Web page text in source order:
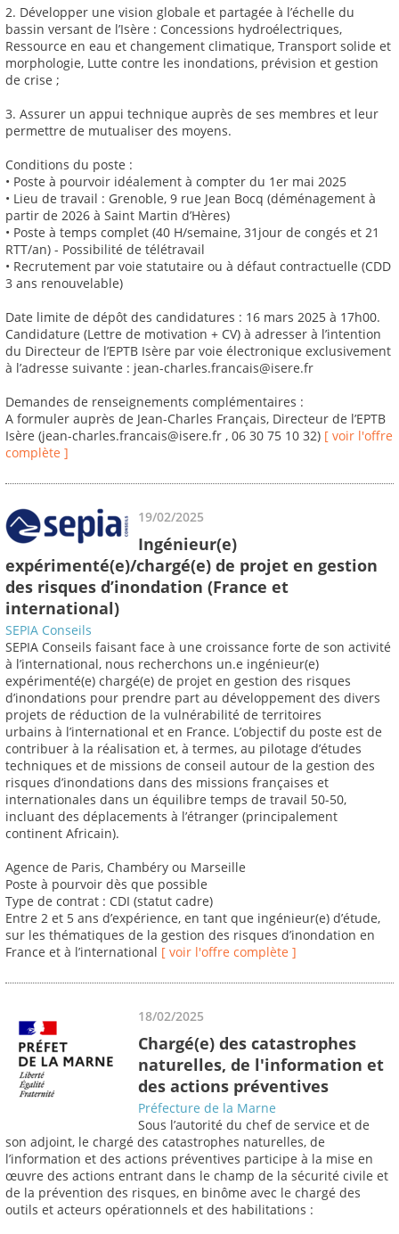
2. Développer une vision globale et partagée à l’échelle du
bassin versant de l’Isère : Concessions hydroélectriques,
Ressource en eau et changement climatique, Transport solide et
morphologie, Lutte contre les inondations, prévision et gestion
de crise ;
3. Assurer un appui technique auprès de ses membres et leur
permettre de mutualiser des moyens.
Conditions du poste :
• Poste à pourvoir idéalement à compter du 1er mai 2025
• Lieu de travail : Grenoble, 9 rue Jean Bocq (déménagement à
partir de 2026 à Saint Martin d’Hères)
• Poste à temps complet (40 H/semaine, 31jour de congés et 21
RTT/an) - Possibilité de télétravail
• Recrutement par voie statutaire ou à défaut contractuelle (CDD
3 ans renouvelable)
Date limite de dépôt des candidatures : 16 mars 2025 à 17h00.
Candidature (Lettre de motivation + CV) à adresser à l’intention
du Directeur de l’EPTB Isère par voie électronique exclusivement
à l’adresse suivante : jean-charles.francais@isere.fr
Demandes de renseignements complémentaires :
A formuler auprès de Jean-Charles Français, Directeur de l’EPTB
Isère (jean-charles.francais@isere.fr , 06 30 75 10 32) [ voir l'offre
complète ]
19/02/2025
Ingénieur(e)
expérimenté(e)/chargé(e) de projet en gestion
des risques d’inondation (France et
international)
SEPIA Conseils
SEPIA Conseils faisant face à une croissance forte de son activité
à l’international, nous recherchons un.e ingénieur(e)
expérimenté(e) chargé(e) de projet en gestion des risques
d’inondations pour prendre part au développement des divers
projets de réduction de la vulnérabilité de territoires
urbains à l’international et en France. L’objectif du poste est de
contribuer à la réalisation et, à termes, au pilotage d’études
techniques et de missions de conseil autour de la gestion des
risques d’inondations dans des missions françaises et
internationales dans un équilibre temps de travail 50-50,
incluant des déplacements à l’étranger (principalement
continent Africain).
Agence de Paris, Chambéry ou Marseille
Poste à pourvoir dès que possible
Type de contrat : CDI (statut cadre)
Entre 2 et 5 ans d’expérience, en tant que ingénieur(e) d’étude,
sur les thématiques de la gestion des risques d’inondation en
France et à l’international [ voir l'offre complète ]
18/02/2025
Chargé(e) des catastrophes
naturelles, de l'information et
des actions préventives
Préfecture de la Marne
Sous l’autorité du chef de service et de
son adjoint, le chargé des catastrophes naturelles, de
l’information et des actions préventives participe à la mise en
œuvre des actions entrant dans le champ de la sécurité civile et
de la prévention des risques, en binôme avec le chargé des
outils et acteurs opérationnels et des habilitations :